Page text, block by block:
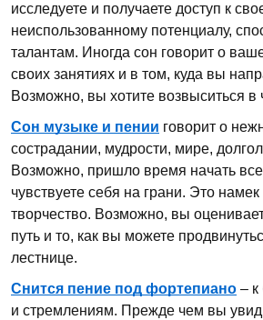
исследуете и получаете доступ к
неиспользованному потенциалу,
талантам. Иногда сон говорит о
своих занятиях и в том, куда вы
Возможно, вы хотите возвыситься в
Сон музыке и пении говорит о
сострадании, мудрости, мире,
Возможно, пришло время начать
чувствуете себя на грани. Это
творчество. Возможно, вы
путь и то, как вы можете
лестнице.
Снится пение под фортепиано –
и стремлениям. Прежде чем вы